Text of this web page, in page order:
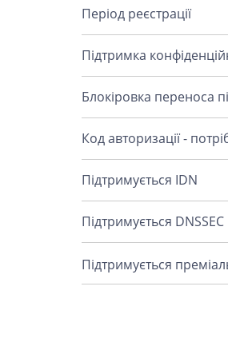
Період реєстрації
Підтримка
Блокіровка переноса
Код авторизації -
Підтримується IDN
Підтримується DNSSEC
Підтримується